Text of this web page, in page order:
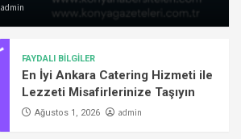
admin
FAYDALI BİLGİLER
En İyi Ankara Catering Hizmeti ile
Lezzeti Misafirlerinize Taşıyın
Ağustos 1, 2026 admin